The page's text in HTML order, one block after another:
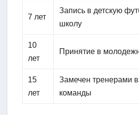
7 лет
Запись в детскую
школу
10
лет
Принятие в
15
лет
Замечен тренерами
команды